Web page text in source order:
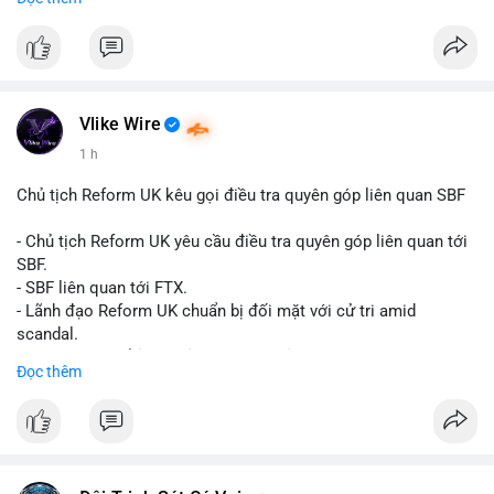
nhà đầu tư trong ngành vật liệu xây dựng và hạ tầng.
nhựa polyolefin trong tương lai?
Vlike Wire
1 h
Chủ tịch Reform UK kêu gọi điều tra quyên góp liên quan SBF
- Chủ tịch Reform UK yêu cầu điều tra quyên góp liên quan tới
SBF.
- SBF liên quan tới FTX.
- Lãnh đạo Reform UK chuẩn bị đối mặt với cử tri amid
scandal.
- Không có thông tin tác động thị trường ngay lập tức.
Đọc thêm